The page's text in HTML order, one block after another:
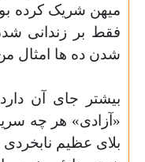
میهن شریک کرده
فقط بر زندانی
شدن ده ها امثال
بیشتر جای آن
«آزادی» هر چه
بلای عظیم